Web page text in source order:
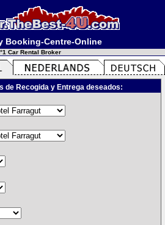
Booking-Centre-Online
Car Rental Broker
de Recogida y Entrega deseados: